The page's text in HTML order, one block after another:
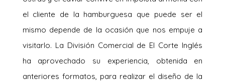
el cliente de la hamburguesa que puede ser el
mismo depende de la ocasión que nos empuje a
visitarlo. La División Comercial de El Corte Inglés
ha aprovechado su experiencia, obtenida en
anteriores formatos, para realizar el diseño de la